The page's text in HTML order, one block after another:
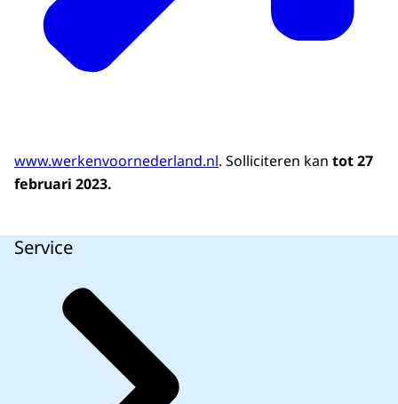
www.werkenvoornederland.nl. Solliciteren kan tot 27
februari 2023.
Service